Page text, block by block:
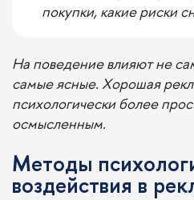
покупки, какие риски
На поведение влияют не
самые ясные. Хорошая
психологически более
осмысленным.
Методы
воздействия в